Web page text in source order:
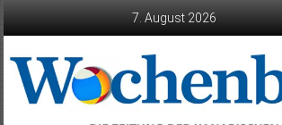
7. August 2026